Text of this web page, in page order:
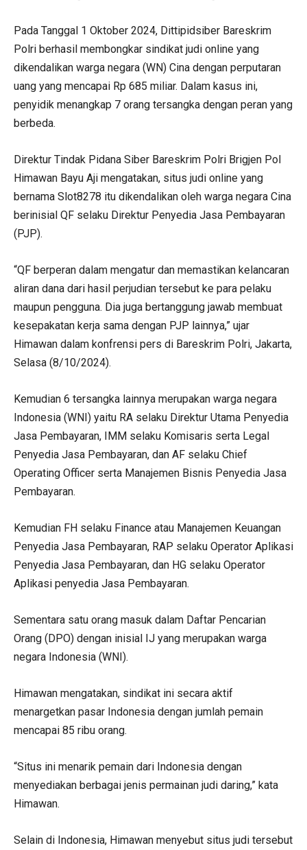
Pada Tanggal 1 Oktober 2024, Dittipidsiber Bareskrim
Polri berhasil membongkar sindikat judi online yang
dikendalikan warga negara (WN) Cina dengan perputaran
uang yang mencapai Rp 685 miliar. Dalam kasus ini,
penyidik menangkap 7 orang tersangka dengan peran yang
berbeda.
Direktur Tindak Pidana Siber Bareskrim Polri Brigjen Pol
Himawan Bayu Aji mengatakan, situs judi online yang
bernama Slot8278 itu dikendalikan oleh warga negara Cina
berinisial QF selaku Direktur Penyedia Jasa Pembayaran
(PJP).
“QF berperan dalam mengatur dan memastikan kelancaran
aliran dana dari hasil perjudian tersebut ke para pelaku
maupun pengguna. Dia juga bertanggung jawab membuat
kesepakatan kerja sama dengan PJP lainnya,” ujar
Himawan dalam konfrensi pers di Bareskrim Polri, Jakarta,
Selasa (8/10/2024).
Kemudian 6 tersangka lainnya merupakan warga negara
Indonesia (WNI) yaitu RA selaku Direktur Utama Penyedia
Jasa Pembayaran, IMM selaku Komisaris serta Legal
Penyedia Jasa Pembayaran, dan AF selaku Chief
Operating Officer serta Manajemen Bisnis Penyedia Jasa
Pembayaran.
Kemudian FH selaku Finance atau Manajemen Keuangan
Penyedia Jasa Pembayaran, RAP selaku Operator Aplikasi
Penyedia Jasa Pembayaran, dan HG selaku Operator
Aplikasi penyedia Jasa Pembayaran.
Sementara satu orang masuk dalam Daftar Pencarian
Orang (DPO) dengan inisial IJ yang merupakan warga
negara Indonesia (WNI).
Himawan mengatakan, sindikat ini secara aktif
menargetkan pasar Indonesia dengan jumlah pemain
mencapai 85 ribu orang.
“Situs ini menarik pemain dari Indonesia dengan
menyediakan berbagai jenis permainan judi daring,” kata
Himawan.
Selain di Indonesia, Himawan menyebut situs judi tersebut